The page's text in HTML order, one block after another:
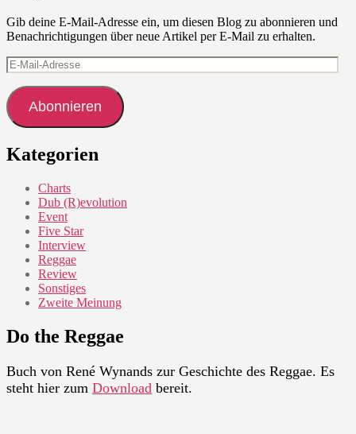
Gib deine E-Mail-Adresse ein, um diesen Blog zu abonnieren und
Benachrichtigungen über neue Artikel per E-Mail zu erhalten.
E-
Mail-
Adresse
Abonnieren
Kategorien
Charts
Dub (R)evolution
Event
Five Star
Interview
Reggae
Review
Sonstiges
Zweite Meinung
Do the Reggae
Buch von René Wynands zur Geschichte des Reggae. Es
steht hier zum Download bereit.